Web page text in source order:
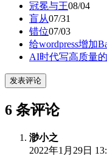
冠冕与王08/04
盲从07/31
错位07/03
给wordpress增加
AI时代写高质量
发表评论
6 条评论
渺小之
2022年1月29日